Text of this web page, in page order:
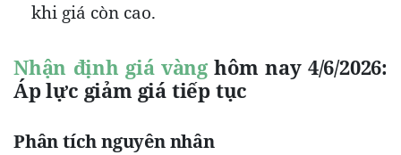
khi giá còn cao.
Nhận định giá vàng hôm nay 4/6/2026:
Áp lực giảm giá tiếp tục
Phân tích nguyên nhân